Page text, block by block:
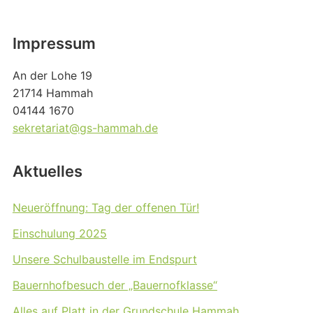
Impressum
An der Lohe 19
21714 Hammah
04144 1670
sekretariat@gs-hammah.de
Aktuelles
Neueröffnung: Tag der offenen Tür!
Einschulung 2025
Unsere Schulbaustelle im Endspurt
Bauernhofbesuch der „Bauernofklasse“